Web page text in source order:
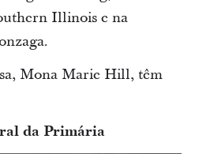
Illinois e na
Mona Marie Hill, têm
da Primária